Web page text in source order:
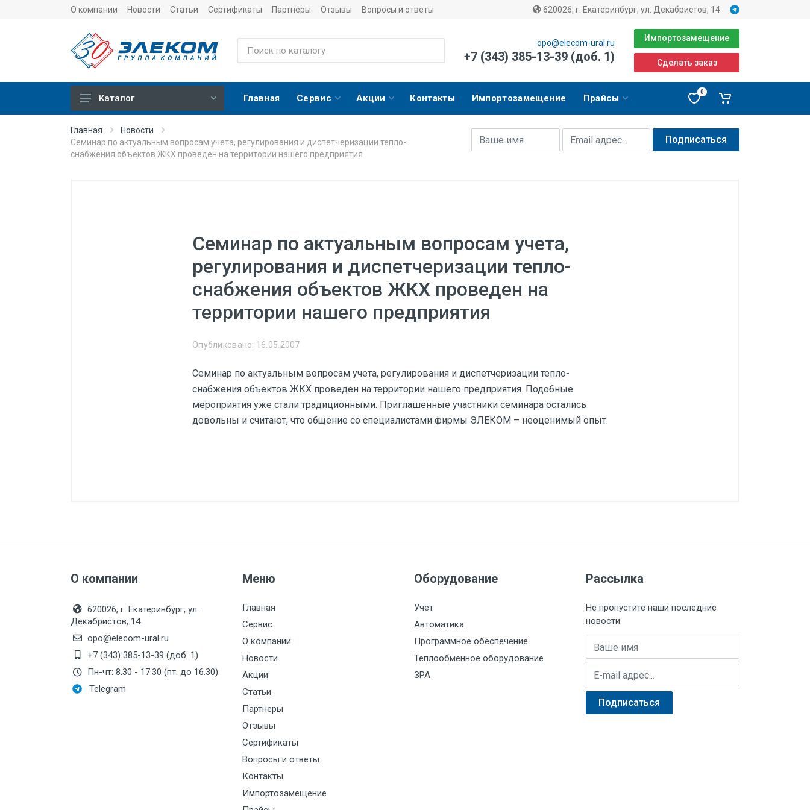
О компании Новости Статьи Сертификаты Партнеры Отзывы Вопросы и ответы 620026, г. Екатеринбург, ул. Декабристов, 14
opo@elecom-ural.ru
+7 (343) 385-13-39 (доб. 1)
Импортозамещение
Сделать заказ
Тепловычислители
Оборудование для монтажа
Сумматоры электроэнергии
Автоматы горения Прома
Программное обеспечение
Специализированное
Универсальное
Каталог Главная Сервис Акции Контакты Импортозамещение Прайсы
0
Главная
Новости
Семинар по актуальным вопросам учета, регулирования и диспетчеризации тепло-
снабжения объектов ЖКХ проведен на территории нашего предприятия
Имя
E-mail адрес Подписаться
Семинар по актуальным вопросам учета,
регулирования и диспетчеризации тепло-
снабжения объектов ЖКХ проведен на
территории нашего предприятия
Опубликовано: 16.05.2007
Семинар по актуальным вопросам учета, регулирования и диспетчеризации тепло-
снабжения объектов ЖКХ проведен на территории нашего предприятия. Подобные
мероприятия уже стали традиционными. Приглашенные участники семинара остались
довольны и считают, что общение со специалистами фирмы ЭЛЕКОМ – неоценимый опыт.
О компании
620026, г. Екатеринбург, ул.
Декабристов, 14
opo@elecom-ural.ru
+7 (343) 385-13-39 (доб. 1)
Пн-чт: 8.30 - 17.30 (пт. до 16.30)
Telegram
Меню
Главная
Сервис
О компании
Новости
Акции
Статьи
Партнеры
Отзывы
Сертификаты
Вопросы и ответы
Контакты
Импортозамещение
Оборудование
Учет
Автоматика
Программное обеспечение
Теплообменное оборудование
ЗРА
Рассылка
Не пропустите наши последние
новости
Имя
E-mail адрес
Подписаться